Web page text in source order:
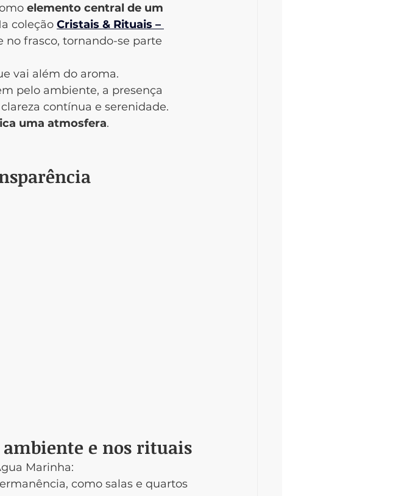
elemento central de um
coleção Cristais & Rituais –
frasco, tornando-se parte
vai além do aroma.
pelo ambiente, a presença
contínua e serenidade.
uma atmosfera.
e nos rituais
Marinha:
como salas e quartos